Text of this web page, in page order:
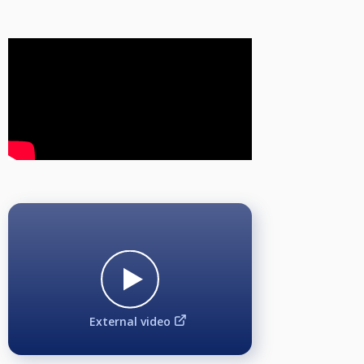
3.Spilleform:
a. Norsk statsborgerskap eller norsk bostedsadresse registrert i
folkeregisteret i de siste 12 månedene (se også 6.5.4-utenlandske utøvere)
a. Påmeldingsfrist er kl. 17:59 fem dager før turneringsstart.
b. Trekning og tidsskjema skal foreligge kl. 23:59 tre dager før
c. Klagefrist er satt til kl. 11:59 to dager før turneringsstart.
d. Eventuell ny trekning skal foreligge kl. 23:59 samme dag.
External video